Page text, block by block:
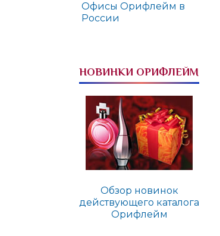
Офисы Орифлейм в
России
НОВИНКИ ОРИФЛЕЙМ
Обзор новинок
действующего каталога
Орифлейм